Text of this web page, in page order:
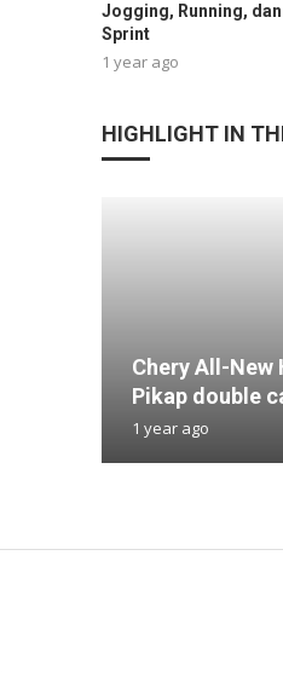
Jogging, Running, dan
Sprint
1 year ago
HIGHLIGHT IN
Chery All-New
Pikap double
1 year ago